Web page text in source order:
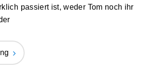
passiert ist, weder Tom noch ihr